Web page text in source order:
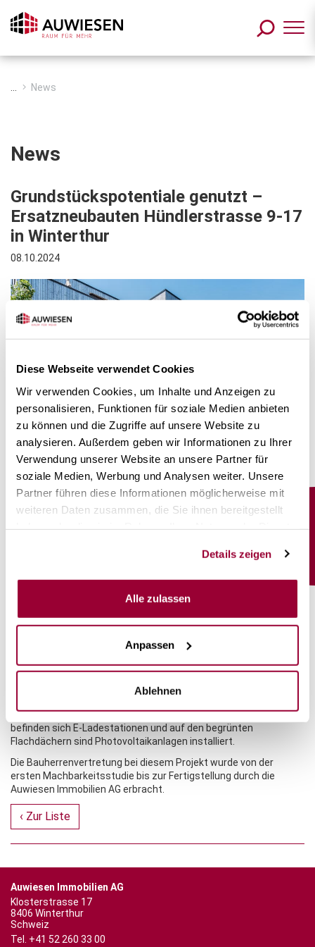
Diese Webseite verwendet Cookies
Wir verwenden Cookies, um Inhalte und Anzeigen zu
personalisieren, Funktionen für soziale Medien anbieten
zu können und die Zugriffe auf unsere Website zu
analysieren. Außerdem geben wir Informationen zu Ihrer
Verwendung unserer Website an unsere Partner für
soziale Medien, Werbung und Analysen weiter. Unsere
Partner führen diese Informationen möglicherweise mit
weiteren Daten zusammen, die Sie ihnen bereitgestellt
Details zeigen
Alle zulassen
Anpassen
Ablehnen
Mieter
News
News
Grundstückspotentiale genutzt –
Ersatzneubauten Hündlerstrasse 9-17
in Winterthur
08.10.2024
Die 16 sanierungsbedürftigen Reiheneinfamilienhäuser von 1947
an der Hündlerstrasse wurden durch vier moderne Neubauten
Grundstück verdoppelt und das volle Grundstückspotential
Bei der Umsetzung der Gebäude wurde auf eine nachhaltige
Die Häuser wurden mit einer hinterlüfteten Holzfassade
ausgeführt. Die Umgebungsgestaltung weisst eine hohe
Biodiversität auf durch Blumenwiesen, Stein- und Totholzhaufen
für Insekten und eine grosszügige Bepflanzung mit
Freecoolingfunktion im Sommer. In den neuen Tiefgaragen
befinden sich E-Ladestationen und auf den begrünten
Flachdächern sind Photovoltaikanlagen installiert.
Die Bauherrenvertretung bei diesem Projekt wurde von der
ersten Machbarkeitsstudie bis zur Fertigstellung durch die
Auwiesen Immobilien AG erbracht.
‹ Zur Liste
Auwiesen Immobilien AG
Klosterstrasse 17
8406 Winterthur
Schweiz
Tel. +41 52 260 33 00